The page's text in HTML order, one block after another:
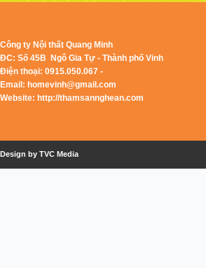
Công ty Nội thất Quang Minh
ĐC: Số 45B Ngô Gia Tự - Thành phố Vinh
Điện thoại: 0915.050.067 -
Email: homevinh@gmail.com
Website: http://thamsannghean.com
Design by TVC Media